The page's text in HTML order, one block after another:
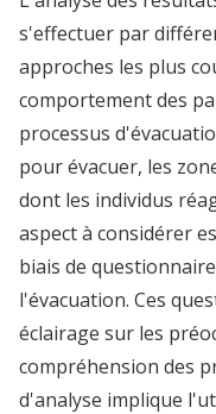
s'effectuer par
approches les plus
comportement des
processus
pour évacuer, les
dont les individus
aspect à considérer
biais de
l'évacuation. Ces
éclairage sur les
compréhension des
d'analyse implique